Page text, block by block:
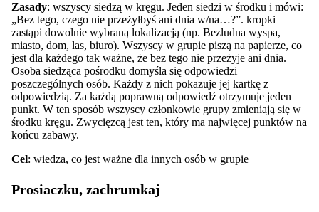
Zasady: wszyscy siedzą w kręgu. Jeden siedzi w środku i mówi:
„Bez tego, czego nie przeżyłbyś ani dnia w/na…?”. kropki
zastąpi dowolnie wybraną lokalizacją (np. Bezludna wyspa,
miasto, dom, las, biuro). Wszyscy w grupie piszą na papierze, co
jest dla każdego tak ważne, że bez tego nie przeżyje ani dnia.
Osoba siedząca pośrodku domyśla się odpowiedzi
poszczególnych osób. Każdy z nich pokazuje jej kartkę z
odpowiedzią. Za każdą poprawną odpowiedź otrzymuje jeden
punkt. W ten sposób wszyscy członkowie grupy zmieniają się w
środku kręgu. Zwycięzcą jest ten, który ma najwięcej punktów na
końcu zabawy.
Cel: wiedza, co jest ważne dla innych osób w grupie
Prosiaczku, zachrumkaj